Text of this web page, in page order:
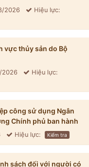
2026 Hiệu lực:
vực thủy sản do Bộ
2026 Hiệu lực:
công sử dụng Ngân
Chính phủ ban hành
Hiệu lực: Kiểm tra
sách đối với người có